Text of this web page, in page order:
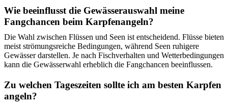
Wie beeinflusst die Gewässerauswahl meine
Fangchancen beim Karpfenangeln?
Die Wahl zwischen Flüssen und Seen ist entscheidend. Flüsse bieten
meist strömungsreiche Bedingungen, während Seen ruhigere
Gewässer darstellen. Je nach Fischverhalten und Wetterbedingungen
kann die Gewässerwahl erheblich die Fangchancen beeinflussen.
Zu welchen Tageszeiten sollte ich am besten Karpfen
angeln?